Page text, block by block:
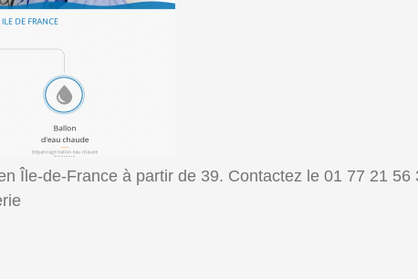
Île-de-France à partir de 39. Contactez le 01 77 21 56